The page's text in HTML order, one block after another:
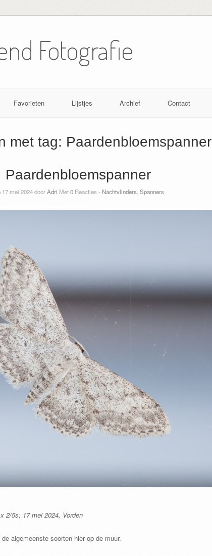
Fotografie
Favorieten Lijstjes Archief Contact
met tag: Paardenbloemspanner
Paardenbloemspanner
17 mei 2024 doorAdri Met0Reacties - Nachtvlinders Spanners
2/5s; 17 mei 2024, Vorden
algemeenste soorten hier op de muur.